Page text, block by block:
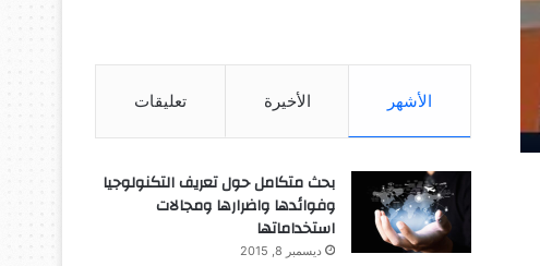
الأشهر الأخيرة تعليقات
بحث متكامل حول تعريف التكنولوجيا
وفوائدها واضرارها ومجالات
استخداماتها
ديسمبر 8, 2015